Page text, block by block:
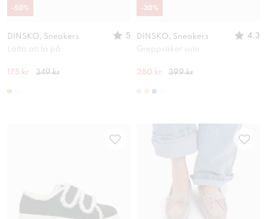
DINSKO, Sneakers
5
Lätta att ta på
175 kr 349 kr
-50%
DINSKO, Sneakers
4.3
Greppsäker sula
280 kr 399 kr
-30%